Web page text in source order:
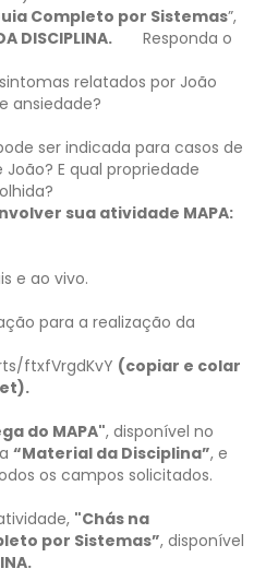
Completo por Sistemas”,
DISCIPLINA.
Responda o
relatados por João
ansiedade?
ser indicada para casos de
E qual propriedade
sua atividade MAPA:
e ao vivo.
para a realização da
ftxfVrgdKvY (copiar e colar
.
do MAPA", disponível no
“Material da Disciplina”, e
os campos solicitados.
"Chás na
por Sistemas”, disponível